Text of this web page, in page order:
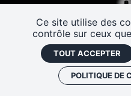
Ce site utilise des
contrôle sur ceux
TOUT ACCEPTER
POLITIQUE DE
Les Rendez-